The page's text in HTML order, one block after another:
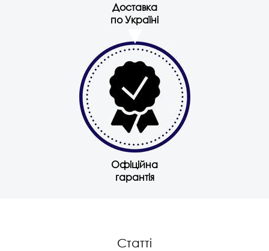
Доставка
по Україні
Офіційна
гарантія
Статті